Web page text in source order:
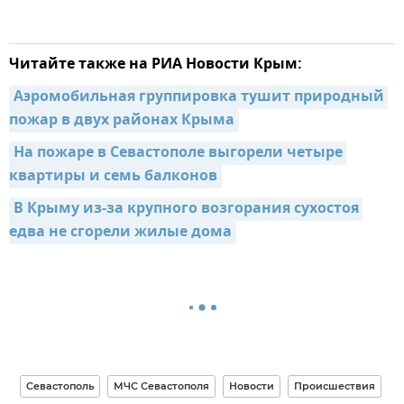
Читайте также на РИА Новости Крым:
Аэромобильная группировка тушит природный
пожар в двух районах Крыма
На пожаре в Севастополе выгорели четыре
квартиры и семь балконов
В Крыму из-за крупного возгорания сухостоя
едва не сгорели жилые дома
Севастополь МЧС Севастополя Новости Происшествия